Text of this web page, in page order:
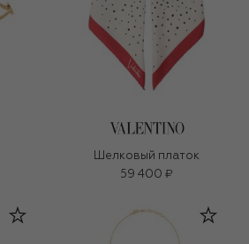
Шелковый платок
59 400 ₽